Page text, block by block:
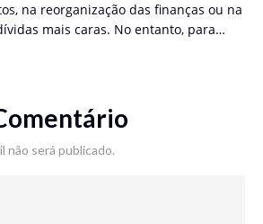
na reorganização das finanças ou na
mais caras. No entanto, para…
não será publicado.